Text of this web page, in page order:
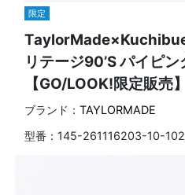
限定
リテージ90’S パイピ
【GO/LOOK!限定販売】
ブランド：TAYLORMADE
型番： 145-261116203-10-